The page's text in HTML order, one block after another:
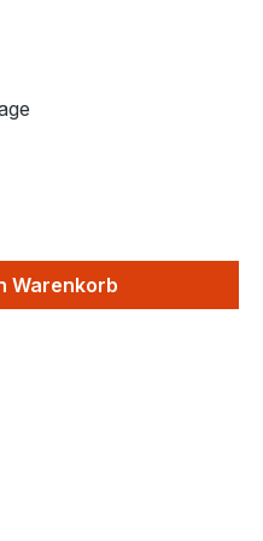
Wert
Warenkorb